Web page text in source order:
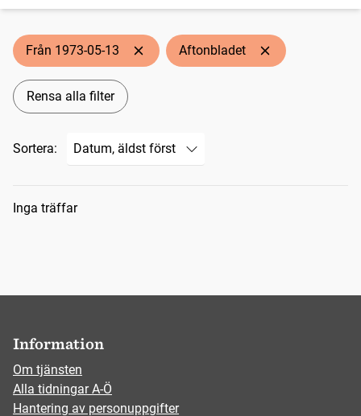
Från 1973-05-13 Aftonbladet
Rensa alla filter
Sortera:
Sökresultat
Inga träffar
Information
Om tjänsten
Alla tidningar A-Ö
Hantering av personuppgifter